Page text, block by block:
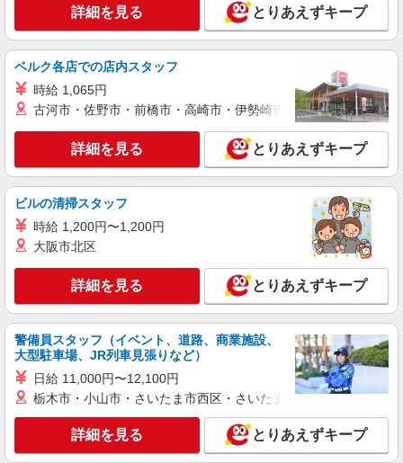
※時間外・深夜手当を含む 【月収例】28万2000円
(7時間35分×21日+残業・深夜手当) 交通費：既定
支給
滋賀県甲賀市水口町
キープ
派遣社員
株式会社綜合キャリアオプション（1314VJ0805G60★50-S-T2）
機械オペレーター/日払いOK
時給1,500円 交通費：既定支給
キープ 詳細を見る
株式会社テクノ・サービス/お仕事No/0895903
組み立て業務
時給1300円交通費全額支給
滋賀県甲賀市 ＊車・バイク通勤OK
キープ 詳細を見る
詳細を見る とりあえずキープ
ベルク各店での店内スタッフ
時給 1,065円
古河市・佐野市・前橋市・高崎市・伊勢崎市・太田市・館林市
詳細を見る とりあえずキープ
ビルの清掃スタッフ
時給 1,200円〜1,200円
大阪市北区
詳細を見る とりあえずキープ
警備員スタッフ（イベント、道路、商業施設、
大型駐車場、JR列車見張りなど）
日給 11,000円〜12,100円
栃木市・小山市・さいたま市西区・さいたま市岩槻区・久喜市・
詳細を見る とりあえずキープ